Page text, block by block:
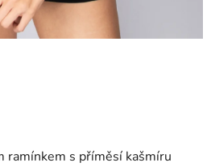
ramínkem s příměsí kašmíru